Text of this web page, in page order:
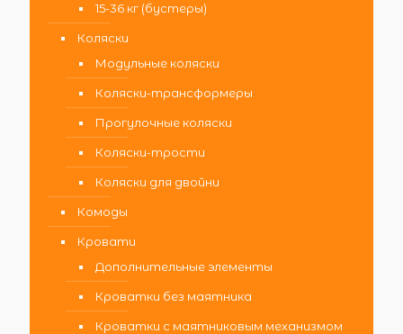
15-36 кг (бустеры)
Коляски
Модульные коляски
Коляски-трансформеры
Прогулочные коляски
Коляски-трости
Коляски для двойни
Комоды
Кровати
Дополнительные элементы
Кроватки без маятника
Кроватки с маятниковым механизмом